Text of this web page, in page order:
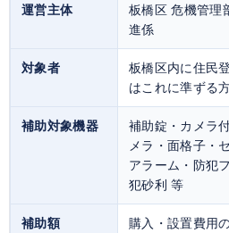
運営主体
板橋区 危機管理
進係
対象者
板橋区内に住民
はこれに準ずる
補助対象機器
補助錠・カメラ
メラ・面格子・
アラーム・防犯
犯砂利 等
補助額 購入・設置費用